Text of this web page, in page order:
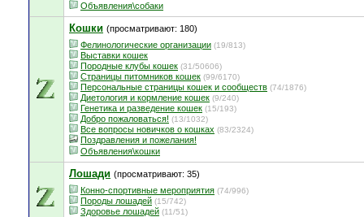
Объявления\собаки
Кошки (просматривают: 180)
Фелинологические организации (19/813)
Выставки кошек
Породные клубы кошек (31/50606)
Страницы питомников кошек (99/6170)
Персональные страницы кошек и сообществ (74/1876)
Диетология и кормление кошек (9/240)
Генетика и разведение кошек (15/193)
Добро пожаловаться! (13/1032)
Все вопросы новичков о кошках (83/2324)
Поздравления и пожелания!
Объявления\кошки
Лошади (просматривают: 35)
Конно-спортивные мероприятия (74/996)
Породы лошадей (15/742)
Здоровье лошадей (11/51)